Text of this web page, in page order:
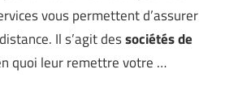
vous permettent d’assurer
Il s’agit dessociétés de
quoi leur remettre votre …